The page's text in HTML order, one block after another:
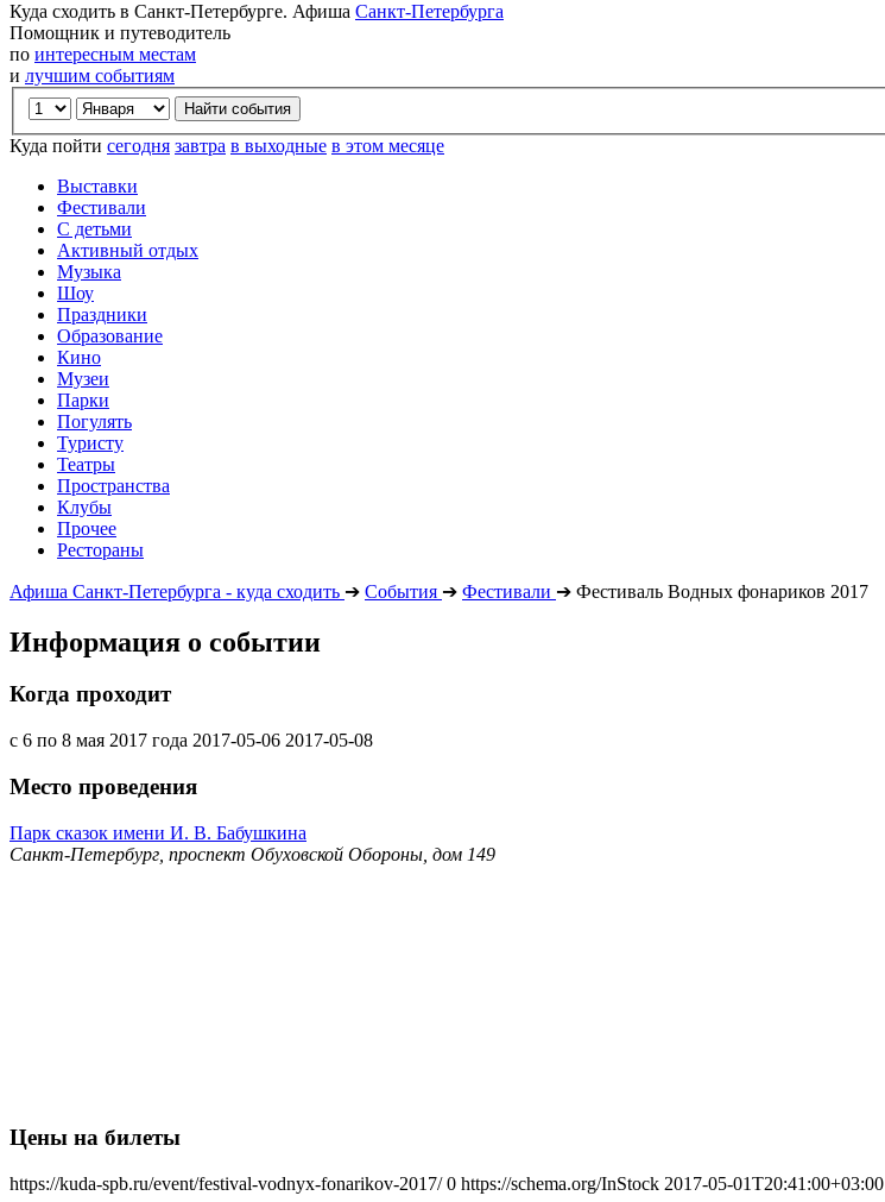
Куда сходить в Санкт-Петербурге. Афиша Санкт-Петербурга
Помощник и путеводитель
по интересным местам
и лучшим событиям
Куда пойти сегодня завтра в выходные в этом месяце
Выставки
Фестивали
С детьми
Активный отдых
Музыка
Шоу
Праздники
Образование
Кино
Музеи
Парки
Погулять
Туристу
Театры
Пространства
Клубы
Прочее
Рестораны
Афиша Санкт-Петербурга - куда сходить ➔ События ➔ Фестивали ➔ Фестиваль Водных фонариков 2017
Информация о событии
Когда проходит
с 6 по 8 мая 2017 года 2017-05-06 2017-05-08
Место проведения
Парк сказок имени И. В. Бабушкина
Санкт-Петербург, проспект Обуховской Обороны, дом 149
Цены на билеты
https://kuda-spb.ru/event/festival-vodnyx-fonarikov-2017/ 0 https://schema.org/InStock 2017-05-01T20:41:00+03:00